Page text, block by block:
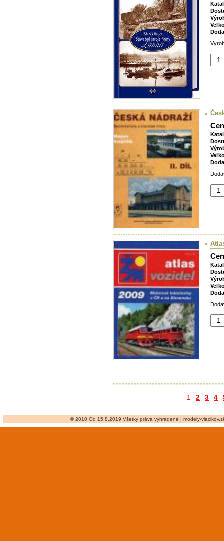
1 2 3 4
© 2010 Od 15.8.2019 Všetky práva vyhradené | modely-